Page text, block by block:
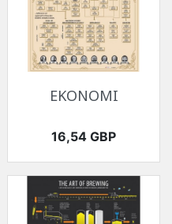
EKONOMI
Pris
16,54 GBP